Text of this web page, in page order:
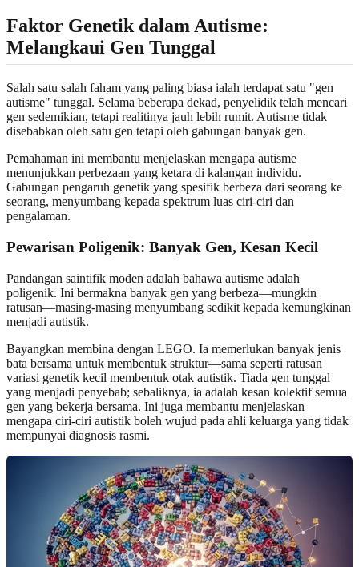
Faktor Genetik dalam Autisme:
Melangkaui Gen Tunggal
Salah satu salah faham yang paling biasa ialah terdapat satu "gen
autisme" tunggal. Selama beberapa dekad, penyelidik telah mencari
gen sedemikian, tetapi realitinya jauh lebih rumit. Autisme tidak
disebabkan oleh satu gen tetapi oleh gabungan banyak gen.
Pemahaman ini membantu menjelaskan mengapa autisme
menunjukkan perbezaan yang ketara di kalangan individu.
Gabungan pengaruh genetik yang spesifik berbeza dari seorang ke
seorang, menyumbang kepada spektrum luas ciri-ciri dan
pengalaman.
Pewarisan Poligenik: Banyak Gen, Kesan Kecil
Pandangan saintifik moden adalah bahawa autisme adalah
poligenik. Ini bermakna banyak gen yang berbeza—mungkin
ratusan—masing-masing menyumbang sedikit kepada kemungkinan
menjadi autistik.
Bayangkan membina dengan LEGO. Ia memerlukan banyak jenis
bata bersama untuk membentuk struktur—sama seperti ratusan
variasi genetik kecil membentuk otak autistik. Tiada gen tunggal
yang menjadi penyebab; sebaliknya, ia adalah kesan kolektif semua
gen yang bekerja bersama. Ini juga membantu menjelaskan
mengapa ciri-ciri autistik boleh wujud pada ahli keluarga yang tidak
mempunyai diagnosis rasmi.